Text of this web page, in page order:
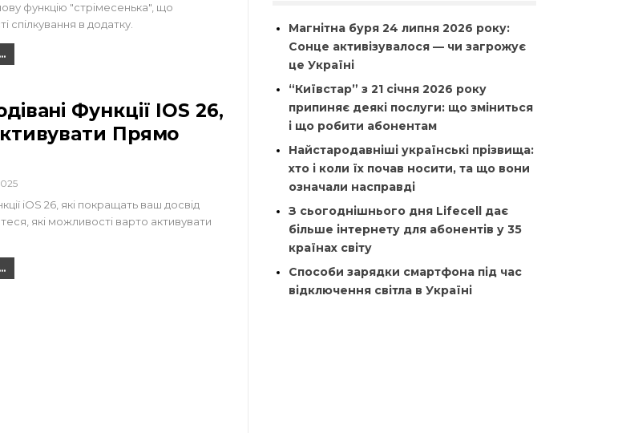
функцію "стрімесенька", що
в додатку.
Функції IOS 26,
Прямо
iOS 26, які покращать ваш досвід
які можливості варто активувати
Магнітна буря 24 липня 2026 року:
Сонце активізувалося — чи загрожує
це Україні
“Київстар” з 21 січня 2026 року
припиняє деякі послуги: що зміниться
і що робити абонентам
Найстародавніші українські прізвища:
хто і коли їх почав носити, та що вони
означали насправді
З сьогоднішнього дня Lifecell дає
більше інтернету для абонентів у 35
країнах світу
Способи зарядки смартфона під час
відключення світла в Україні